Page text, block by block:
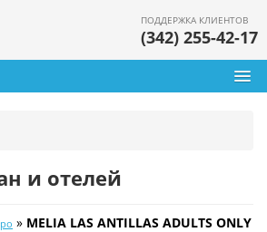
ПОДДЕРЖКА КЛИЕНТОВ
(342) 255-42-17
и отелей
» MELIA LAS ANTILLAS ADULTS ONLY